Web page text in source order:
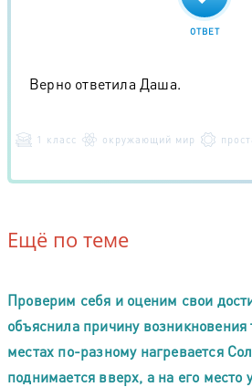
ОТВЕТ
Верно ответила Даша.
1 класс окружающий мир
Ещё по теме
Проверим себя и оценим свои
объяснила причину
местах по-разному нагревается
поднимается вверх, а на его место